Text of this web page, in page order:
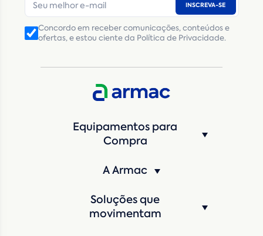
INSCREVA-SE
Concordo em receber comunicações, conteúdos e
ofertas, e estou ciente da Política de Privacidade.
Equipamentos para
Compra
A Armac
Soluções que
movimentam
Número de telefone
CNPJ Inscrição Estadual(Produtor Rural)
CNPJ da empresa/ CPF - Produtor rural*
Máquina de interesse*
Qual o período de locação? *